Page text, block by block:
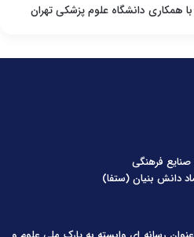
همکاری دانشگاه علوم پزشکی تهران
فرهنگی
دانش بنیان (ستفا)